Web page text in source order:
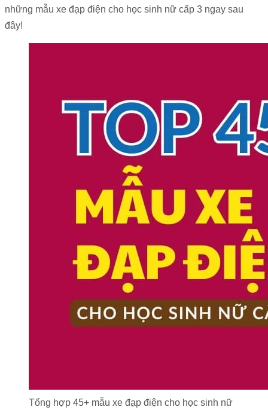
những mẫu xe đạp điện cho học sinh nữ cấp 3 ngay sau
đây!
Tổng hợp 45+ mẫu xe đạp điện cho học sinh nữ